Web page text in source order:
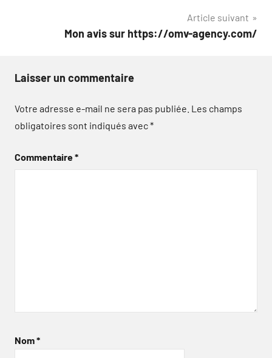
Article suivant
Mon avis sur https://omv-agency.com/
Laisser un commentaire
Votre adresse e-mail ne sera pas publiée. Les champs
obligatoires sont indiqués avec*
Commentaire*
Nom*